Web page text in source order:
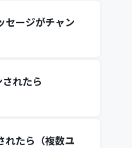
セージがチャン
れたら
れたら（複数ユ